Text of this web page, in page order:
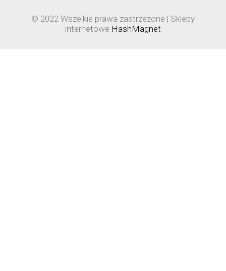
© 2022 Wszelkie prawa zastrzeżone | Sklepy
internetowe HashMagnet